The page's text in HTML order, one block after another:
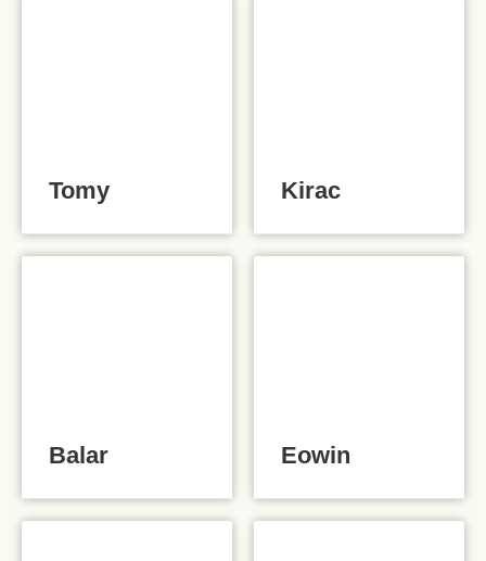
Tomy Kirac
Balar Eowin